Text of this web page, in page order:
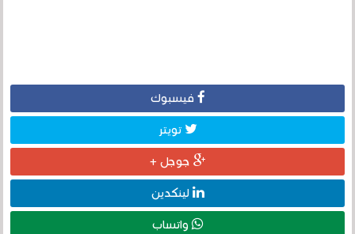
فيسبوك
تويتر
جوجل +
لينكدين
واتساب